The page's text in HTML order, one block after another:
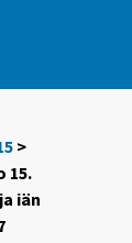
>
15.
iän